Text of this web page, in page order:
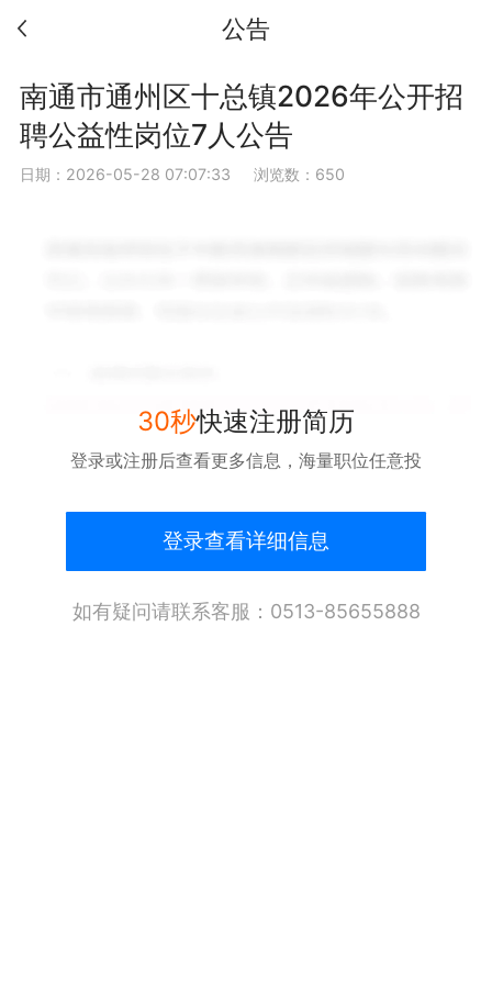
公告
南通市通州区十总镇2026年公开招
聘公益性岗位7人公告
日期：2026-05-28 07:07:33浏览数：650
30秒快速注册简历
登录或注册后查看更多信息，海量职位任意投
登录查看详细信息
如有疑问请联系客服：0513-85655888